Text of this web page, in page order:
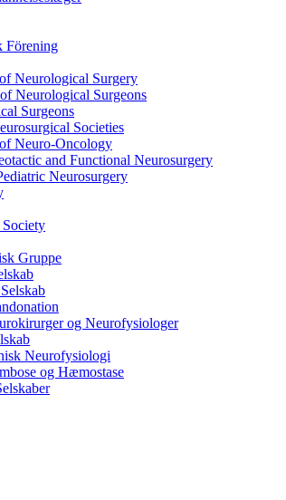
Förening
Neurological Surgery
Neurological Surgeons
Surgeons
Societies
Neuro-Oncology
and Functional Neurosurgery
Neurosurgery
Gruppe
og Neurofysiologer
Neurofysiologi
og Hæmostase